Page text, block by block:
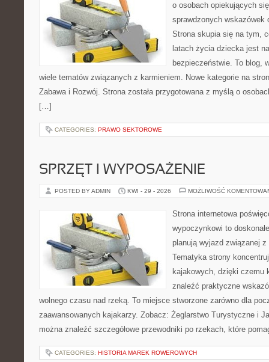
o osobach opiekujących
sprawdzonych wskazówek
Strona skupia się na tym,
latach życia dziecka jest
bezpieczeństwie. To blog,
wiele tematów związanych z karmieniem. Nowe kategorie na
Zabawa i Rozwój. Strona została przygotowana z myślą o
[…]
CATEGORIES: PRAWO SEKTOROWE
SPRZĘT I WYPOSAŻENIE
POSTED BY ADMIN KWI - 29 - 2026 MOŻLIWOŚĆ
Strona internetowa
wypoczynkowi to
planują wyjazd związanej
Tematyka strony
kajakowych, dzięki czemu
znaleźć praktyczne
wolnego czasu nad rzeką. To miejsce stworzone zarówno dla
zaawansowanych kajakarzy. Zobacz: Żeglarstwo Turystyczne i
można znaleźć szczegółowe przewodniki po rzekach, które
CATEGORIES: HISTORIA MAREK ROWEROWYCH